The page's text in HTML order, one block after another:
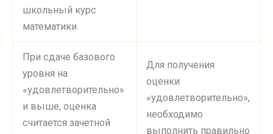
школьный курс
математики
При сдаче базового
уровня на
«удовлетворительно»
и выше, оценка
считается зачетной
Для получения
оценки
«удовлетворительно»,
необходимо
выполнить правильно